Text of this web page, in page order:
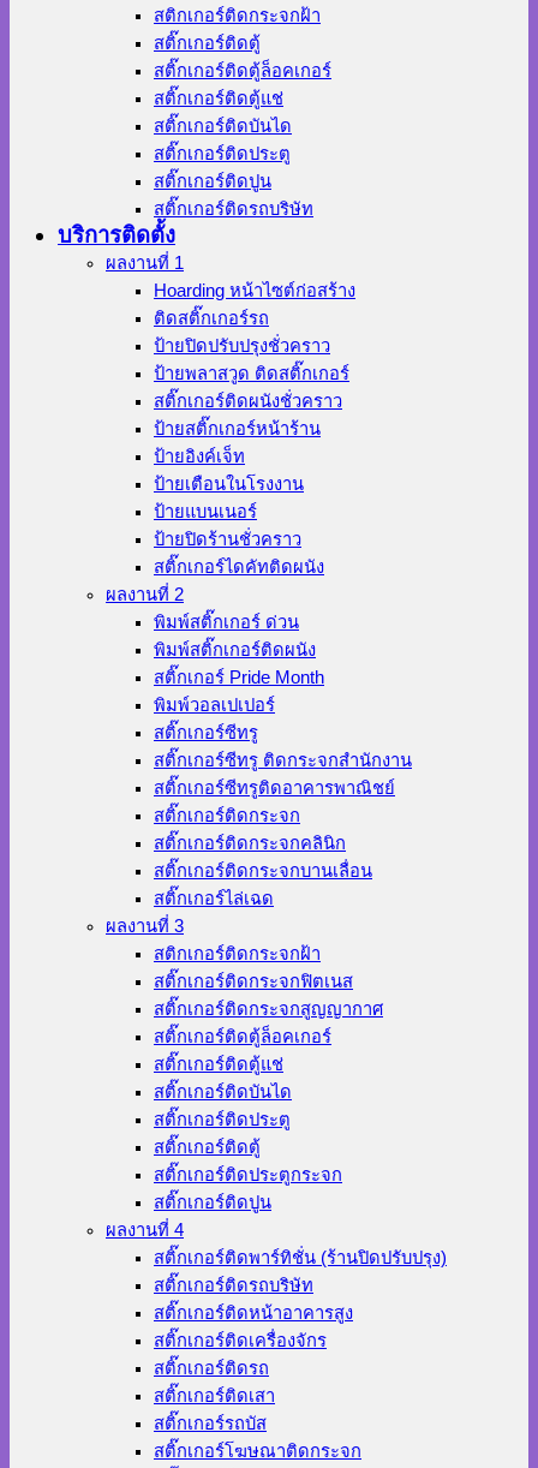
สติกเกอร์ติดกระจกฝ้า
สติ๊กเกอร์ติดตู้
สติ๊กเกอร์ติดตู้ล็อคเกอร์
สติ๊กเกอร์ติดตู้แช่
สติ๊กเกอร์ติดบันได
สติ๊กเกอร์ติดประตู
สติ๊กเกอร์ติดปูน
สติ๊กเกอร์ติดรถบริษัท
บริการติดตั้ง
ผลงานที่ 1
Hoarding หน้าไซต์ก่อสร้าง
ติดสติ๊กเกอร์รถ
ป้ายปิดปรับปรุงชั่วคราว
ป้ายพลาสวูด ติดสติ๊กเกอร์
สติ๊กเกอร์ติดผนังชั่วคราว
ป้ายสติ๊กเกอร์หน้าร้าน
ป้ายอิงค์เจ็ท
ป้ายเตือนในโรงงาน
ป้ายแบนเนอร์
ป้ายปิดร้านชั่วคราว
สติ๊กเกอร์ไดคัทติดผนัง
ผลงานที่ 2
พิมพ์สติ๊กเกอร์ ด่วน
พิมพ์สติ๊กเกอร์ติดผนัง
สติ๊กเกอร์ Pride Month
พิมพ์วอลเปเปอร์
สติ๊กเกอร์ซีทรู
สติ๊กเกอร์ซีทรู ติดกระจกสำนักงาน
สติ๊กเกอร์ซีทรูติดอาคารพาณิชย์
สติ๊กเกอร์ติดกระจก
สติ๊กเกอร์ติดกระจกคลินิก
สติ๊กเกอร์ติดกระจกบานเลื่อน
สติ๊กเกอร์ไล่เฉด
ผลงานที่ 3
สติกเกอร์ติดกระจกฝ้า
สติ๊กเกอร์ติดกระจกฟิตเนส
สติ๊กเกอร์ติดกระจกสูญญากาศ
สติ๊กเกอร์ติดตู้ล็อคเกอร์
สติ๊กเกอร์ติดตู้แช่
สติ๊กเกอร์ติดบันได
สติ๊กเกอร์ติดประตู
สติ๊กเกอร์ติดตู้
สติ๊กเกอร์ติดประตูกระจก
สติ๊กเกอร์ติดปูน
ผลงานที่ 4
สติ๊กเกอร์ติดพาร์ทิชั่น (ร้านปิดปรับปรุง)
สติ๊กเกอร์ติดรถบริษัท
สติ๊กเกอร์ติดหน้าอาคารสูง
สติ๊กเกอร์ติดเครื่องจักร
สติ๊กเกอร์ติดรถ
สติ๊กเกอร์ติดเสา
สติ๊กเกอร์รถบัส
สติ๊กเกอร์โฆษณาติดกระจก